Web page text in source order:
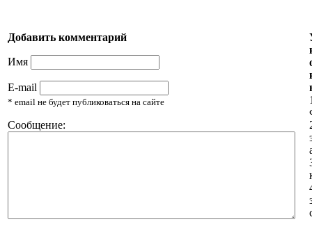
Добавить комментарий
Имя
E-mail
* email не будет публиковаться на сайте
Сообщение: